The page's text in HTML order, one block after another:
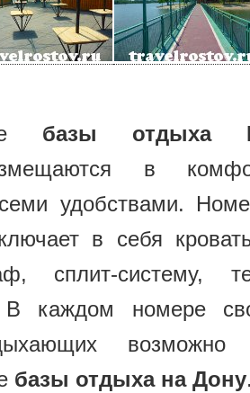
базы отдыха
в
удобствами.
в себя
сплит-систему,
В каждом номере
базы отдыха на Дону